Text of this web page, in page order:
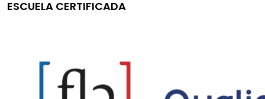
ESCUELA CERTIFICADA